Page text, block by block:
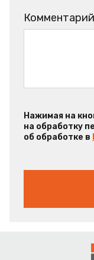
Комментарий
Нажимая на
на обработку
об обработке в